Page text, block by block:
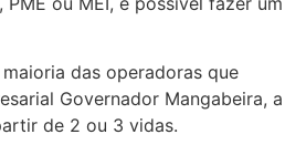
das operadoras que
Governador Mangabeira, a
de 2 ou 3 vidas.